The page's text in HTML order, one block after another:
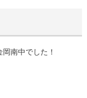
南中でした！